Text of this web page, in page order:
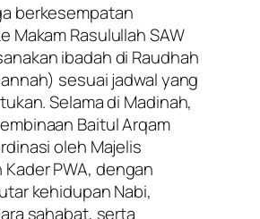
berkesempatan
Makam Rasulullah SAW
ibadah di Raudhah
sesuai jadwal yang
Selama di Madinah,
Baitul Arqam
oleh Majelis
Kader PWA, dengan
kehidupan Nabi,
sahabat, serta